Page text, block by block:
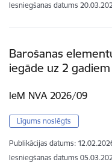
Iesniegšanas datums
Barošanas
iegāde uz 2 gadiem
IeM NVA 2026/09
Līgums noslēgts
Publikācijas datums:
Iesniegšanas datums